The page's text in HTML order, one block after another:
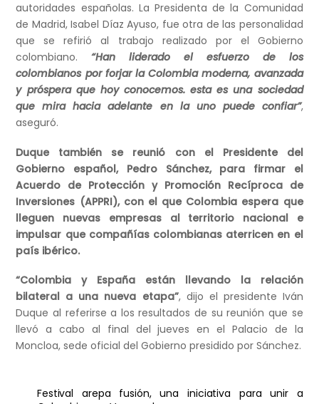
autoridades españolas. La Presidenta de la Comunidad
de Madrid, Isabel Díaz Ayuso, fue otra de las personalidad
que se refirió al trabajo realizado por el Gobierno
colombiano.“Han liderado el esfuerzo de los
colombianos por forjar la Colombia moderna, avanzada
y próspera que hoy conocemos. esta es una sociedad
que mira hacia adelante en la uno puede confiar”,
aseguró.
Duque también se reunió con el Presidente del
Gobierno español, Pedro Sánchez, para firmar el
Acuerdo de Protección y Promoción Recíproca de
Inversiones (APPRI), con el que Colombia espera que
lleguen nuevas empresas al territorio nacional e
impulsar que compañías colombianas aterricen en el
país ibérico.
“Colombia y España están llevando la relación
bilateral a una nueva etapa”, dijo el presidente Iván
Duque al referirse a los resultados de su reunión que se
llevó a cabo al final del jueves en el Palacio de la
Moncloa, sede oficial del Gobierno presidido por Sánchez.
Festival arepa fusión, una iniciativa para unir a